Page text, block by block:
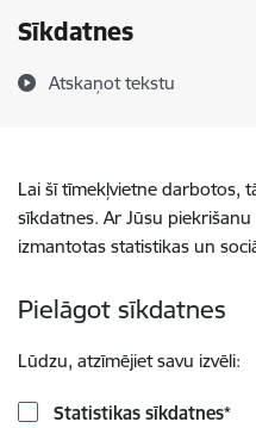
Sīkdatnes
Atskaņot tekstu
Lai šī tīmekļvietne darbotos,
sīkdatnes. Ar Jūsu
izmantotas statistikas un
Pielāgot sīkdatnes
Lūdzu, atzīmējiet savu izvēli:
Statistikas sīkdatnes*